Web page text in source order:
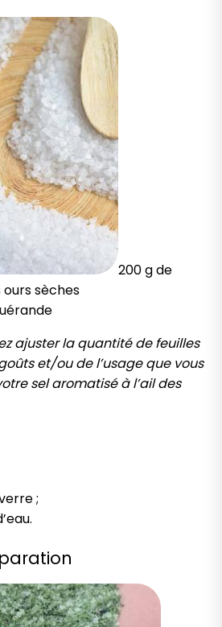
200 g de
ours sèches
ajuster la quantité de feuilles
et/ou de l’usage que vous
sel aromatisé à l’ail des
;